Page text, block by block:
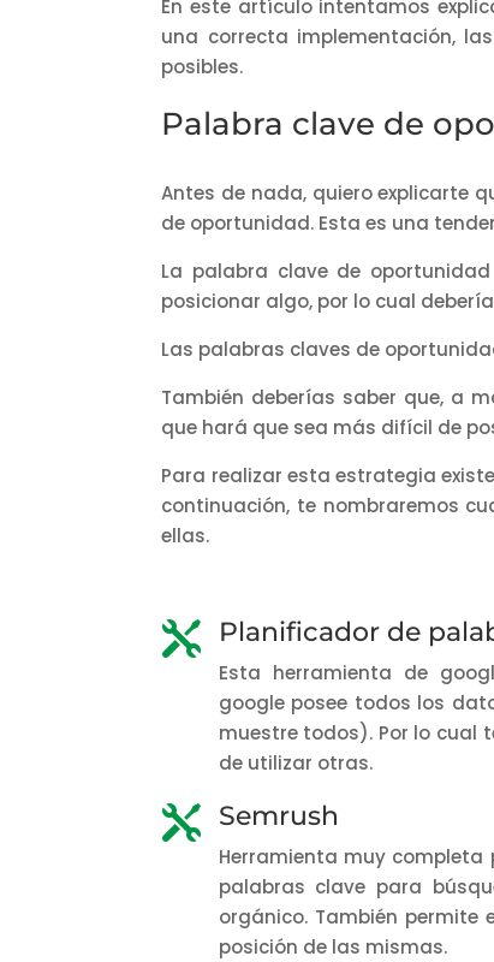
En este artículo intentamos
una correcta implementación,
posibles.
Palabra clave de
Antes de nada, quiero explicarte
de oportunidad. Esta es una
La palabra clave de
posicionar algo, por lo cual
Las palabras claves de
También deberías saber que, a
que hará que sea más difícil de
Para realizar esta estrategia
continuación, te nombraremos
ellas.
 Planificador de
Esta herramienta de
google posee todos los
muestre todos). Por lo cual
de utilizar otras.
 Semrush
Herramienta muy
palabras clave para
orgánico. También permite
posición de las mismas.